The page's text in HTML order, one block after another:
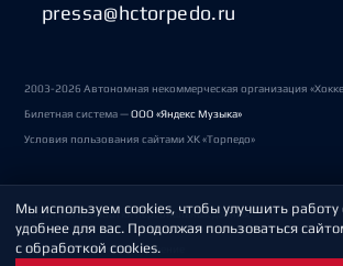
pressa@hctorpedo.ru
2003-2026 Автономная некоммерческая организация
Билетная система —ООО «Яндекс Музыка»
Условия пользования сайтами ХК «Торпедо»
Политика обработки персональных данных
Пользовательское соглашение
Мы используем cookies, чтобы улучшить работу
удобнее для вас. Продолжая пользоваться
с обработкой cookies.